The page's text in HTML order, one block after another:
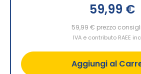
59,99 €
59,99 € prezzo
IVA e contributo RAEE
Aggiungi al